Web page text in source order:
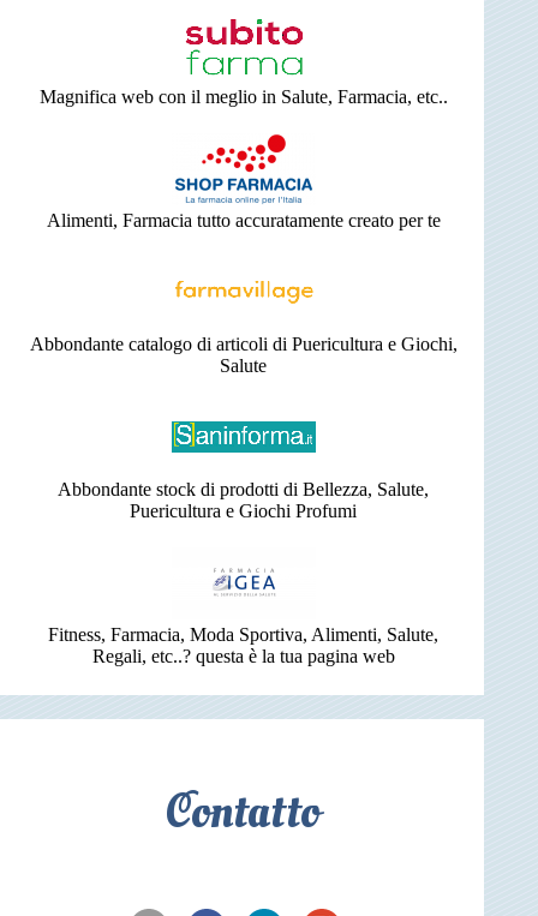
Magnifica web con il meglio in Salute, Farmacia, etc..
Alimenti, Farmacia tutto accuratamente creato per te
Abbondante catalogo di articoli di Puericultura e Giochi,
Salute
Abbondante stock di prodotti di Bellezza, Salute,
Puericultura e Giochi Profumi
Fitness, Farmacia, Moda Sportiva, Alimenti, Salute,
Regali, etc..? questa è la tua pagina web
Contatto